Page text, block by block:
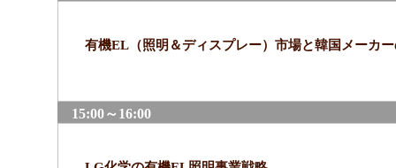
有機EL（照明＆ディスプレー）市場と韓国メーカ
15:00～16:00